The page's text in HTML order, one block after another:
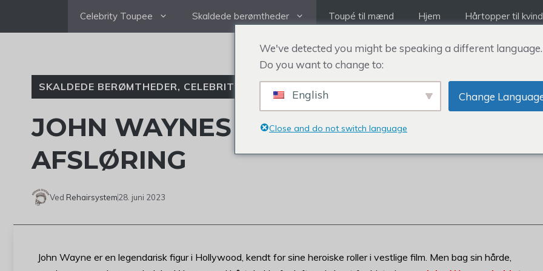
Celebrity Toupee Skaldede berømtheder Toupé til mænd Hjem Hårtopper til
SKALDEDE BERØMTHEDER, CELEBRITY TOUPEE
JOHN WAYNES BALDING AND TOUPEE
AFSLØRING
Ved Rehairsystem28. juni 2023
John Wayne er en legendarisk figur i Hollywood, kendt for sine heroiske roller i vestlige film. Men bag sin hårde,
We've detected you might be speaking a different language.
Do you want to change to:
English Change
Close and do not switch language